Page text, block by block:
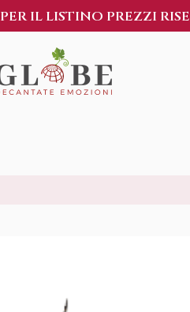
PER IL LISTINO PREZZI